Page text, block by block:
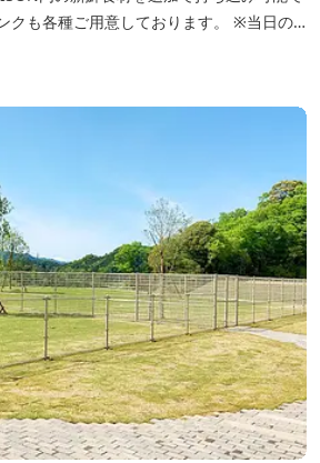
各種ご用意しております。 ※当日の
ます。 ※17:00～のご予約につきまして
ただきまし...